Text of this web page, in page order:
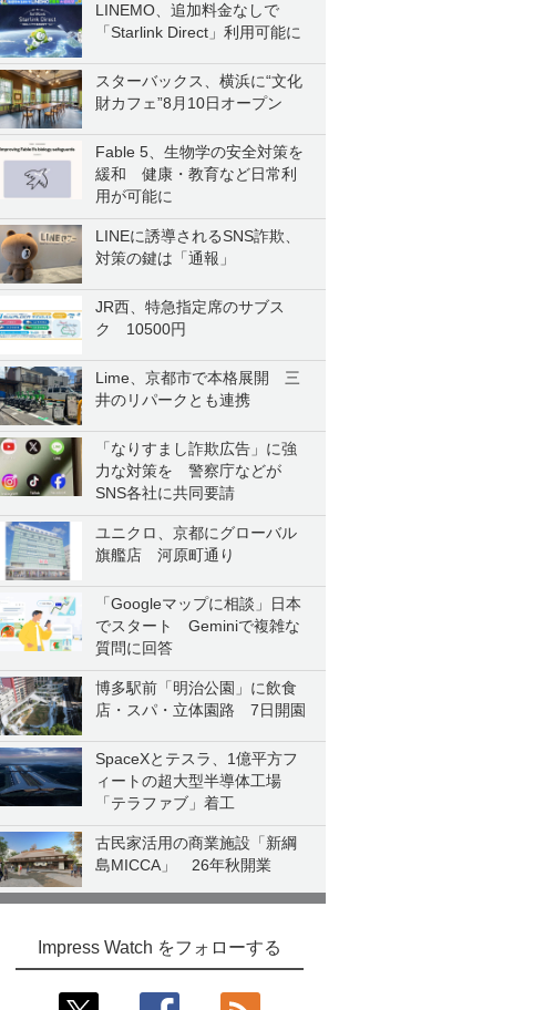
LINEMO、追加料金なしで
「Starlink Direct」利用可能に
スターバックス、横浜に“文化
財カフェ”8月10日オープン
Fable 5、生物学の安全対策を
緩和 健康・教育など日常利
用が可能に
LINEに誘導されるSNS詐欺、
対策の鍵は「通報」
JR西、特急指定席のサブス
ク 10500円
Lime、京都市で本格展開 三
井のリパークとも連携
「なりすまし詐欺広告」に強
力な対策を 警察庁などが
SNS各社に共同要請
ユニクロ、京都にグローバル
旗艦店 河原町通り
「Googleマップに相談」日本
でスタート Geminiで複雑な
質問に回答
博多駅前「明治公園」に飲食
店・スパ・立体園路 7日開園
SpaceXとテスラ、1億平方フ
ィートの超大型半導体工場
「テラファブ」着工
古民家活用の商業施設「新綱
島MICCA」 26年秋開業
Impress Watch をフォローする